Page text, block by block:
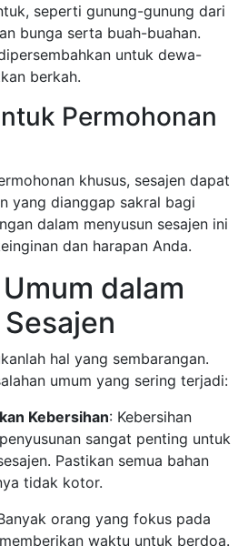
seperti gunung-gunung dari
bunga serta buah-buahan.
untuk dewa-
berkah.
Permohonan
khusus, sesajen dapat
yang dianggap sakral bagi
dalam menyusun sesajen ini
dan harapan Anda.
dalam
hal yang sembarangan.
umum yang sering terjadi:
Kebersihan: Kebersihan
sangat penting untuk
Pastikan semua bahan
tidak kotor.
orang yang fokus pada
waktu untuk berdoa.